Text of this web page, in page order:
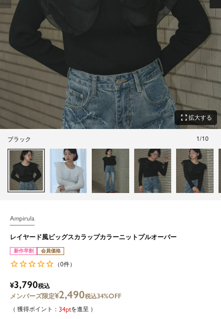
zoom_out_map 拡大する
ブラック 1/10
Ampirula
レイヤード風ビッグスカラップカラーニットプルオーバー
新作早割 会員価格
（0件）
¥3,790税込
¥2,490税込34%OFF
34 を進呈